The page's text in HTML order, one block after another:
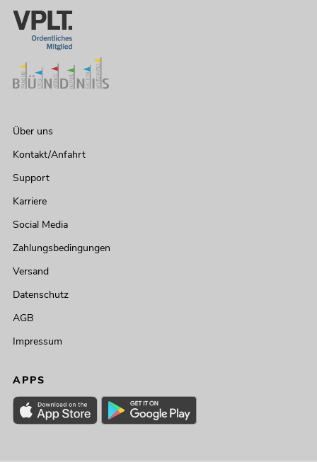
Über uns
Kontakt/Anfahrt
Support
Karriere
Social Media
Zahlungsbedingungen
Versand
Datenschutz
AGB
Impressum
APPS